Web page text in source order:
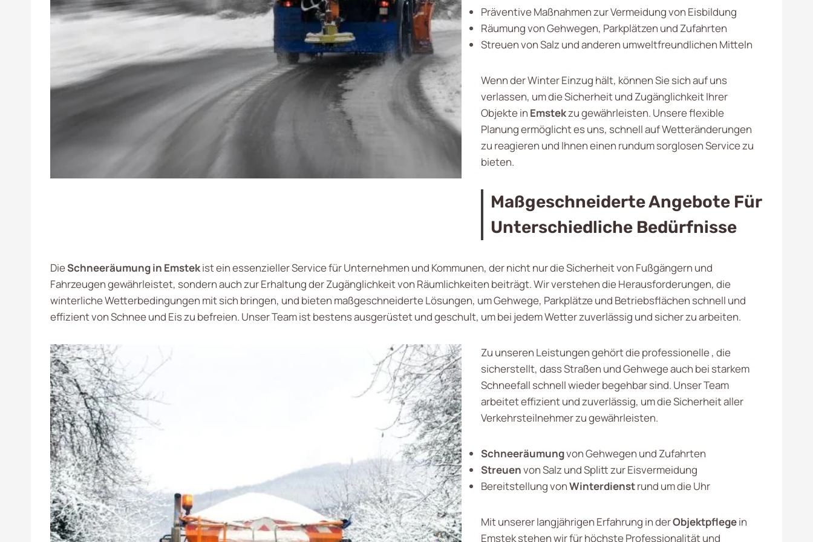
Präventive Maßnahmen zur Vermeidung von Eisbildung
Räumung von Gehwegen, Parkplätzen und Zufahrten
Streuen von Salz und anderen umweltfreundlichen Mitteln
Wenn der Winter Einzug hält, können Sie sich auf uns
verlassen, um die Sicherheit und Zugänglichkeit Ihrer
Objekte in Emstekzu gewährleisten. Unsere flexible
Planung ermöglicht es uns, schnell auf Wetteränderungen
zu reagieren und Ihnen einen rundum sorglosen Service zu
bieten.
Maßgeschneiderte Angebote Für
Unterschiedliche Bedürfnisse
DieSchneeräumung in Emstekist ein essenzieller Service für Unternehmen und Kommunen, der nicht nur die Sicherheit von Fußgängern und
Fahrzeugen gewährleistet, sondern auch zur Erhaltung der Zugänglichkeit von Räumlichkeiten beiträgt. Wir verstehen die Herausforderungen, die
winterliche Wetterbedingungen mit sich bringen, und bieten maßgeschneiderte Lösungen, um Gehwege, Parkplätze und Betriebsflächen schnell und
effizient von Schnee und Eis zu befreien. Unser Team ist bestens ausgerüstet und geschult, um bei jedem Wetter zuverlässig und sicher zu arbeiten.
Zu unseren Leistungen gehört die professionelle , die
sicherstellt, dass Straßen und Gehwege auch bei starkem
Schneefall schnell wieder begehbar sind. Unser Team
arbeitet effizient und zuverlässig, um die Sicherheit aller
Verkehrsteilnehmer zu gewährleisten.
Schneeräumungvon Gehwegen und Zufahrten
Streuenvon Salz und Splitt zur Eisvermeidung
Bereitstellung vonWinterdienstrund um die Uhr
Mit unserer langjährigen Erfahrung in derObjektpflegein
Emstek stehen wir für höchste Professionalität und